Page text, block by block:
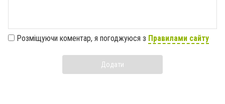
Розміщуючи коментар, я погоджуюся з Правилами сайту
Додати